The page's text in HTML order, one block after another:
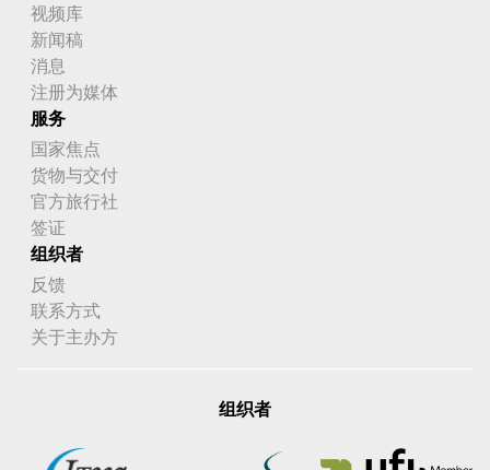
视频库
新闻稿
消息
注册为媒体
服务
国家焦点
货物与交付
官方旅行社
签证
组织者
反馈
联系方式
关于主办方
组织者